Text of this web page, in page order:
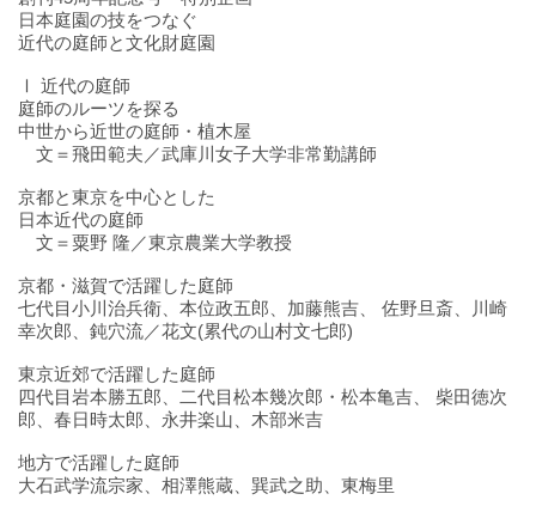
日本庭園の技をつなぐ
近代の庭師と文化財庭園
Ⅰ 近代の庭師
庭師のルーツを探る
中世から近世の庭師・植木屋
文＝飛田範夫／武庫川女子大学非常勤講師
京都と東京を中心とした
日本近代の庭師
文＝粟野 隆／東京農業大学教授
京都・滋賀で活躍した庭師
七代目小川治兵衛、本位政五郎、加藤熊吉、 佐野旦斎、川崎
幸次郎、鈍穴流／花文(累代の山村文七郎)
東京近郊で活躍した庭師
四代目岩本勝五郎、二代目松本幾次郎・松本亀吉、 柴田徳次
郎、春日時太郎、永井楽山、木部米吉
地方で活躍した庭師
大石武学流宗家、相澤熊蔵、巽武之助、東梅里